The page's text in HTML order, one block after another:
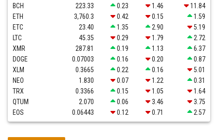
BCH
223.33 0.23 1.46
11.84
ETH
3,760.3 0.42 0.15
1.59
ETC
23.40 1.35 2.90
5.19
LTC
45.35 0.29 1.79
2.72
XMR
287.81 0.19 1.13
6.37
DOGE
0.07003 0.16 0.20
0.87
XLM
0.3665 0.22 0.16
5.01
NEO
1.830 0.07 1.22
0.31
TRX
0.3366 0.15 1.05
1.64
QTUM
2.070 0.06 3.46
3.75
EOS
0.06443 0.12 0.71 2.57